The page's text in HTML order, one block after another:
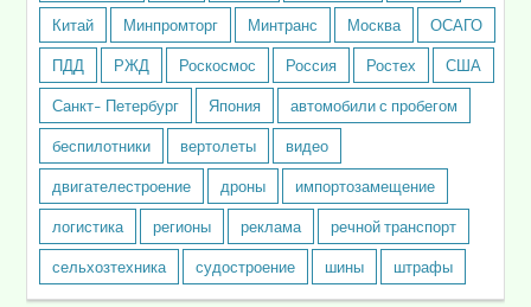
Китай
Минпромторг Минтранс Москва
ОСАГО
ПДД
РЖД Роскосмос Россия Ростех
США
Санкт- Петербург
Япония
автомобили с пробегом
беспилотники
вертолеты
видео
двигателестроение
дроны
импортозамещение
логистика
регионы реклама
речной транспорт
сельхозтехника
судостроение шины штрафы